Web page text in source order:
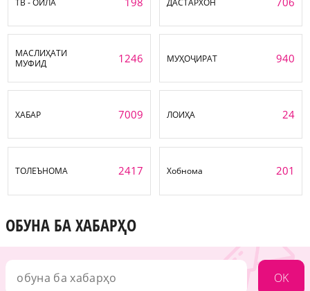
МАСЛИҲАТИ
МУФИД
1246 МУҲОҶИРАТ 940
ХАБАР 7009 ЛОИҲА 24
ТОЛЕЪНОМА 2417 Хобнома 201
ОБУНА БА ХАБАРҲО
OK